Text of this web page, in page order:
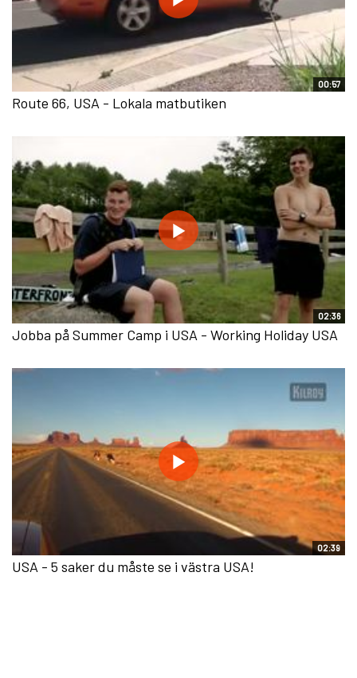
00:57
Route 66, USA - Lokala matbutiken
02:36
Jobba på Summer Camp i USA - Working Holiday USA
02:39
USA - 5 saker du måste se i västra USA!